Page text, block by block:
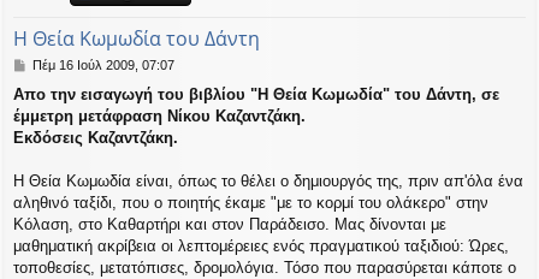
Η Θεία Κωμωδία του Δάντη
Δ
μ
ο
σ
ε
υ
σ
η
Πέμ 16 Ιούλ 2009, 07:07
Απο την εισαγωγή του βιβλίου "Η Θεία Κωμωδία" του Δάντη, σε
έμμετρη μετάφραση Νίκου Καζαντζάκη.
Εκδόσεις Καζαντζάκη.
Η Θεία Κωμωδία είναι, όπως το θέλει ο δημιουργός της, πριν απ'όλα ένα
αληθινό ταξίδι, που ο ποιητής έκαμε "με το κορμί του ολάκερο" στην
Κόλαση, στο Καθαρτήρι και στον Παράδεισο. Μας δίνονται με
μαθηματική ακρίβεια οι λεπτομέρειες ενός πραγματικού ταξιδιού: Ώρες,
τοποθεσίες, μετατόπισες, δρομολόγια. Τόσο που παρασύρεται κάποτε ο